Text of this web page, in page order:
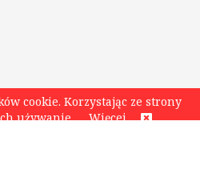
cookie. Korzystając ze strony
używanie.
Więcej